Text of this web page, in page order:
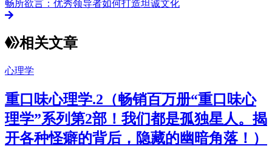
畅所欲言：优秀领导者如何打造坦诚文化
相关文章
心理学
重口味心理学.2（畅销百万册“重口味心
理学”系列第2部！我们都是孤独星人。揭
开各种怪癖的背后，隐藏的幽暗角落！）